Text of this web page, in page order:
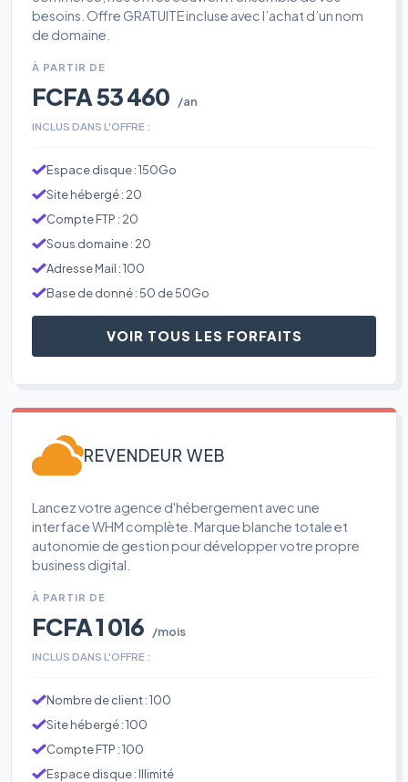
besoins. Offre GRATUITE incluse avec l’achat d’un nom
de domaine.
À PARTIR DE
FCFA 53 460 /an
INCLUS DANS L'OFFRE :
Espace disque : 150Go
Site hébergé : 20
Compte FTP : 20
Sous domaine : 20
Adresse Mail : 100
Base de donné : 50 de 50Go
VOIR TOUS LES FORFAITS
REVENDEUR WEB
Lancez votre agence d'hébergement avec une
interface WHM complète. Marque blanche totale et
autonomie de gestion pour développer votre propre
business digital.
À PARTIR DE
FCFA 1 016 /mois
INCLUS DANS L'OFFRE :
Nombre de client : 100
Site hébergé : 100
Compte FTP : 100
Espace disque : Illimité